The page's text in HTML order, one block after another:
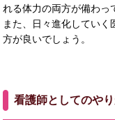
れる体力の両方が備わっ
また、日々進化してい
方が良いでしょう。
看護師としてのや